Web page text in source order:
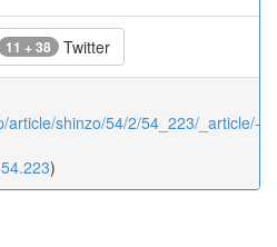
11 + 38 Twitter
article/shinzo/54/2/54_223/_article/-
)